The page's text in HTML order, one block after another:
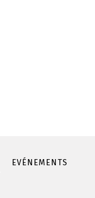
EVÉNEMENTS